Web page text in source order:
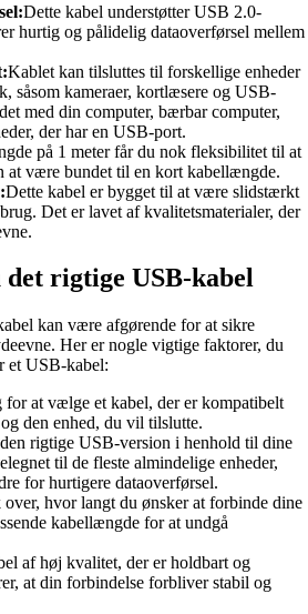
Dette kabel understøtter USB 2.0-
hurtig og pålidelig dataoverførsel mellem
Kablet kan tilsluttes til forskellige enheder
såsom kameraer, kortlæsere og USB-
med din computer, bærbar computer,
der har en USB-port.
på 1 meter får du nok fleksibilitet til at
at være bundet til en kort kabellængde.
Dette kabel er bygget til at være slidstærkt
Det er lavet af kvalitetsmaterialer, der
rigtige USB-kabel
kan være afgørende for at sikre
Her er nogle vigtige faktorer, du
et USB-kabel:
for at vælge et kabel, der er kompatibelt
den enhed, du vil tilslutte.
rigtige USB-version i henhold til dine
til de fleste almindelige enheder,
for hurtigere dataoverførsel.
hvor langt du ønsker at forbinde dine
kabellængde for at undgå
af høj kvalitet, der er holdbart og
at din forbindelse forbliver stabil og